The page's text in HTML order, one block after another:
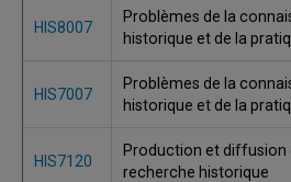
HIS8007
Problèmes de la
historique et de la
HIS7007
Problèmes de la
historique et de la
HIS7120
Production et diffusion
recherche historique